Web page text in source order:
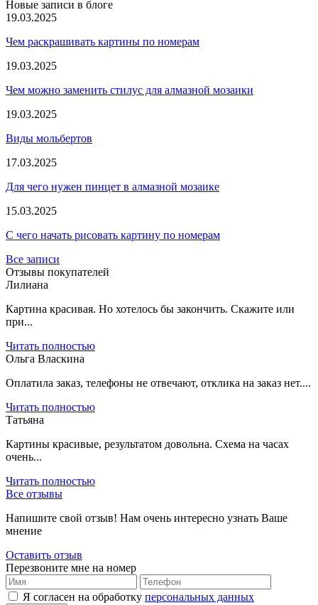
Новые записи в блоге
19.03.2025
Чем раскрашивать картины по номерам
19.03.2025
Чем можно заменить стилус для алмазной мозаики
19.03.2025
Виды мольбертов
17.03.2025
Для чего нужен пинцет в алмазной мозаике
15.03.2025
С чего начать рисовать картину по номерам
Все записи
Отзывы покупателей
Лилиана
Картина красивая. Но хотелось бы закончить. Скажите или
при...
Читать полностью
Ольга Власкина
Оплатила заказ, телефоны не отвечают, отклика на заказ нет....
Читать полностью
Татьяна
Картины красивые, результатом довольна. Схема на часах
очень...
Читать полностью
Все отзывы
Напишите свой отзыв! Нам очень интересно узнать Ваше
мнение
Оставить отзыв
Перезвоните мне на номер
Я согласен на обработку персональных данных